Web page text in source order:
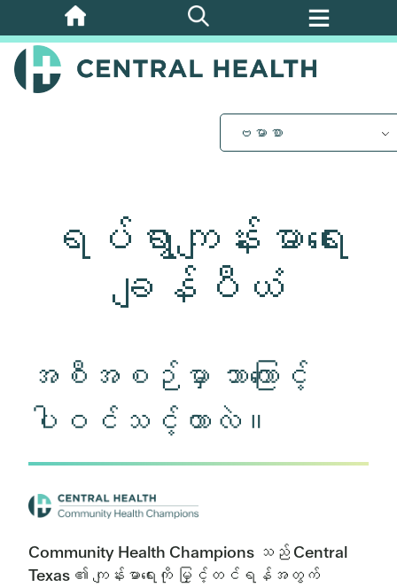
အဓိက
အကြောင်းအရာ
သို့
ဗမာစာ
ရပ်ရွာကျန်းမာရေး
ချန်ပီယံ
အစီအစဉ်မှာ ဘာကြောင့်
ပါဝင်သင့်တာလဲ။
Community Health Champions သည် Central
Texas ၏ ကျန်းမာရေးကို မြှင့်တင်ရန်အတွက်